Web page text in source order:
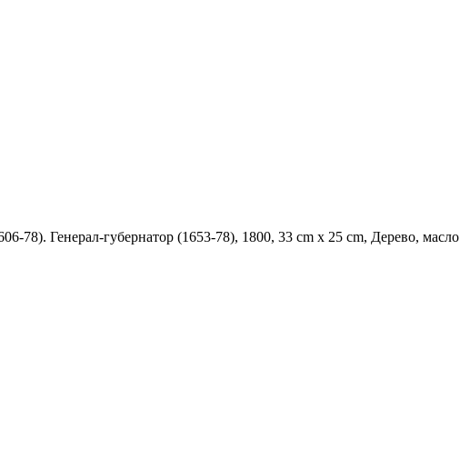
78). Генерал-губернатор (1653-78), 1800, 33 cm х 25 cm, Дерево, масло